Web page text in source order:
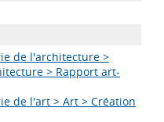
de l'architecture >
> Rapport art-
de l'art > Art > Création